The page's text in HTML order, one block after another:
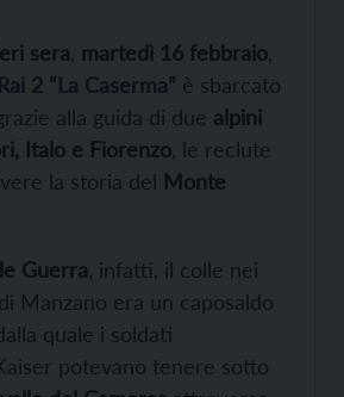
sera martedì 16 febbraio
2 “La Caserma” è sbarcato
alla guida di due alpini
Italo e Fiorenzo , le reclute
la storia del Monte
Guerra , infatti, il colle nei
Manzano era un caposaldo
quale i soldati
potevano tenere sotto